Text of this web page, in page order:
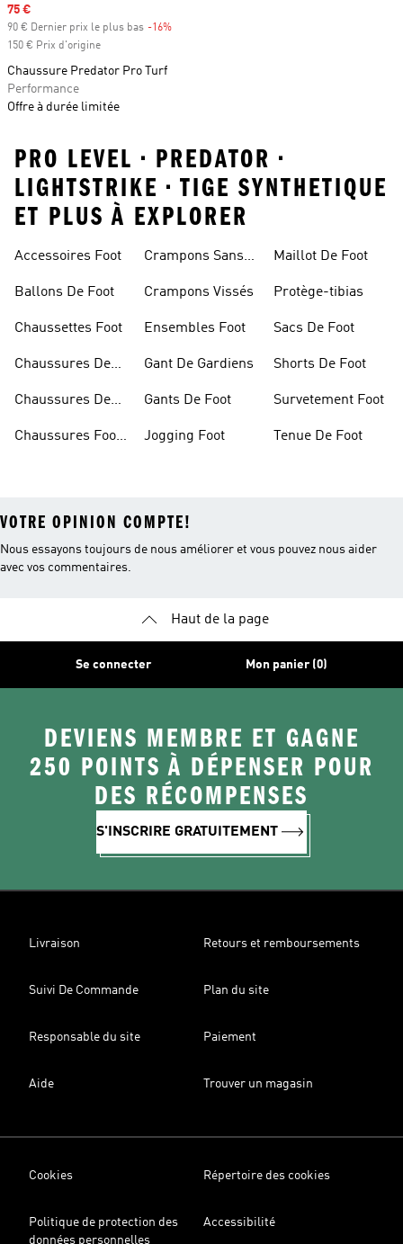
Prix soldé
75 €
90 € Dernier prix le plus bas -16%
150 € Prix d'origine
Chaussure Predator Pro Turf
Performance
Offre à durée limitée
PRO LEVEL • PREDATOR •
LIGHTSTRIKE • TIGE SYNTHETIQUE
ET PLUS À EXPLORER
Accessoires Foot
Ballons De Foot
Chaussettes Foot
Chaussures De
Chaussures De
Chaussures Foot
Crampons Sans
Crampons Vissés
Ensembles Foot
Gant De Gardiens
Gants De Foot
Jogging Foot
Maillot De Foot
Protège-tibias
Sacs De Foot
Shorts De Foot
Survetement Foot
Tenue De Foot
VOTRE OPINION COMPTE!
Nous essayons toujours de nous améliorer et vous pouvez nous aider
avec vos commentaires.
Haut de la page
Se connecter Mon panier (0)
DEVIENS MEMBRE ET GAGNE
250 POINTS À DÉPENSER POUR
DES RÉCOMPENSES
S'INSCRIRE GRATUITEMENT
Livraison Retours et remboursements
Suivi De Commande Plan du site
Responsable du site Paiement
Aide Trouver un magasin
Cookies Répertoire des cookies
Politique de protection des
données personnelles
Accessibilité